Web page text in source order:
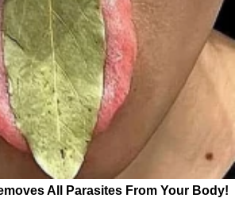
All Parasites From Your Body!